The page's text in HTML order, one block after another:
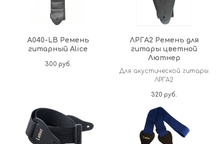
A040-LB Ремень
гитарный Alice
300 руб.
ЛРГА2 Ремень для
гитары цветной
Лютнер
Для акустической гитары
ЛРГА2
320 руб.